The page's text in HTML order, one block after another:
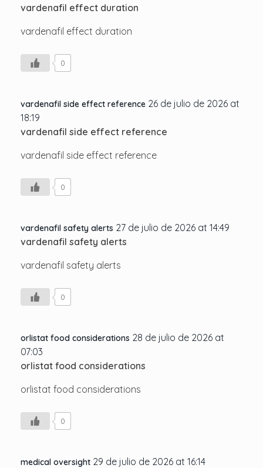
vardenafil effect duration
vardenafil effect duration
0
vardenafil side effect reference 26 de julio de 2026 at
18:19
vardenafil side effect reference
vardenafil side effect reference
0
vardenafil safety alerts 27 de julio de 2026 at 14:49
vardenafil safety alerts
vardenafil safety alerts
0
orlistat food considerations 28 de julio de 2026 at
07:03
orlistat food considerations
orlistat food considerations
0
medical oversight 29 de julio de 2026 at 16:14